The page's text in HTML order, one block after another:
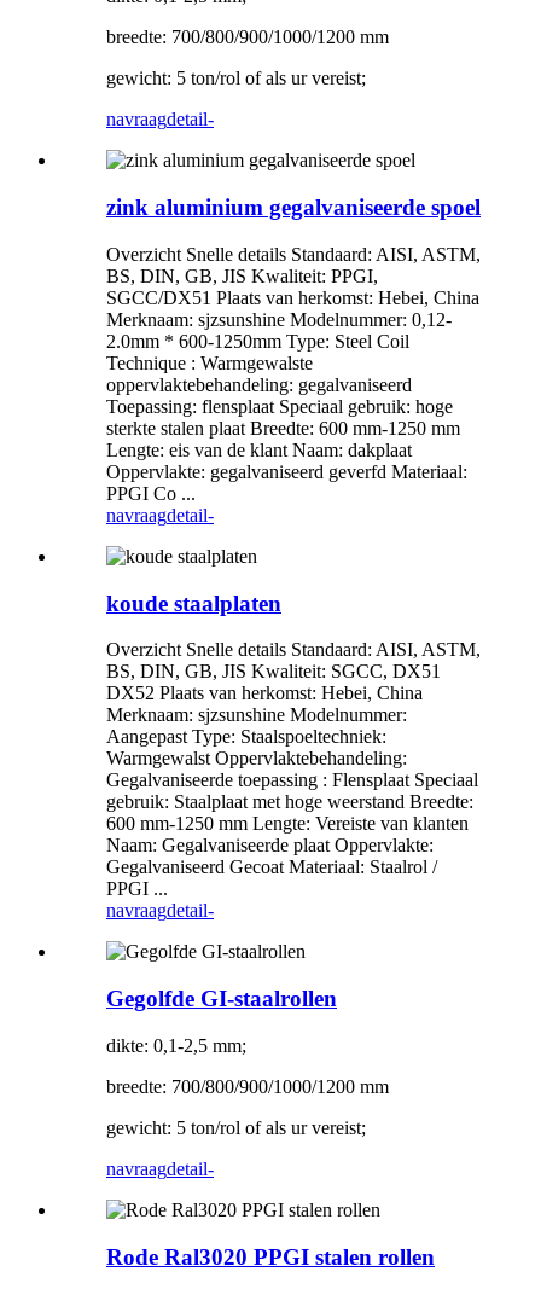
breedte: 700/800/900/1000/1200 mm
gewicht: 5 ton/rol of als ur vereist;
navraagdetail-
zink aluminium gegalvaniseerde spoel
Overzicht Snelle details Standaard: AISI, ASTM,
BS, DIN, GB, JIS Kwaliteit: PPGI,
SGCC/DX51 Plaats van herkomst: Hebei, China
Merknaam: sjzsunshine Modelnummer: 0,12-
2.0mm * 600-1250mm Type: Steel Coil
Technique : Warmgewalste
oppervlaktebehandeling: gegalvaniseerd
Toepassing: flensplaat Speciaal gebruik: hoge
sterkte stalen plaat Breedte: 600 mm-1250 mm
Lengte: eis van de klant Naam: dakplaat
Oppervlakte: gegalvaniseerd geverfd Materiaal:
PPGI Co ...
navraagdetail-
koude staalplaten
Overzicht Snelle details Standaard: AISI, ASTM,
BS, DIN, GB, JIS Kwaliteit: SGCC, DX51
DX52 Plaats van herkomst: Hebei, China
Merknaam: sjzsunshine Modelnummer:
Aangepast Type: Staalspoeltechniek:
Warmgewalst Oppervlaktebehandeling:
Gegalvaniseerde toepassing : Flensplaat Speciaal
gebruik: Staalplaat met hoge weerstand Breedte:
600 mm-1250 mm Lengte: Vereiste van klanten
Naam: Gegalvaniseerde plaat Oppervlakte:
Gegalvaniseerd Gecoat Materiaal: Staalrol /
PPGI ...
navraagdetail-
Gegolfde GI-staalrollen
dikte: 0,1-2,5 mm;
breedte: 700/800/900/1000/1200 mm
gewicht: 5 ton/rol of als ur vereist;
navraagdetail-
Rode Ral3020 PPGI stalen rollen